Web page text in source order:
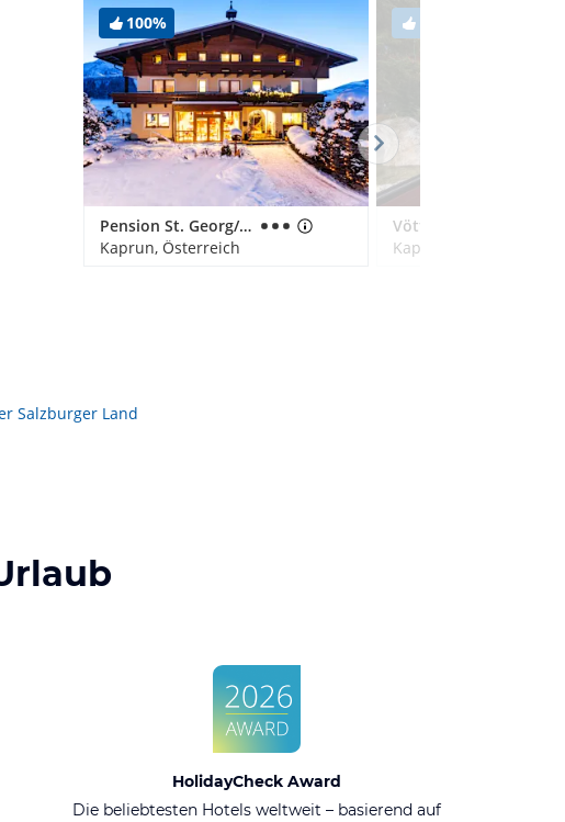
100%
Pension St. Georg/Simone's Platzerl
Kaprun, Österreich
Kaprun, Österreich
Salzburger Land
HolidayCheck Award
Die beliebtesten Hotels weltweit – basierend auf